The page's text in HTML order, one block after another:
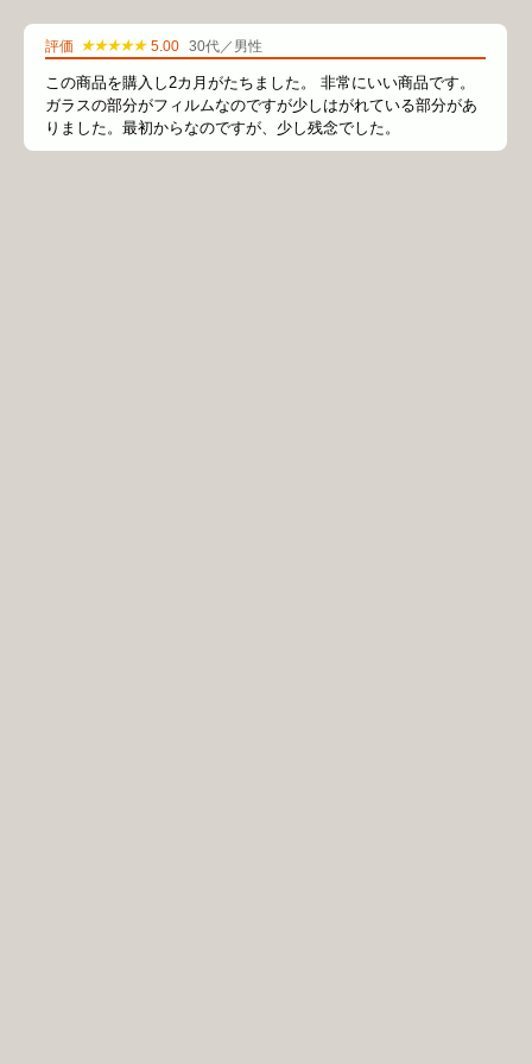
評価 ★★★★★ 5.00 30代／男性
この商品を購入し2カ月がたちました。 非常にいい商品です。
ガラスの部分がフィルムなのですが少しはがれている部分があ
りました。最初からなのですが、少し残念でした。